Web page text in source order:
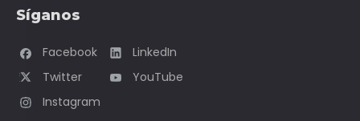
Síganos
Facebook
LinkedIn
Twitter
YouTube
Instagram